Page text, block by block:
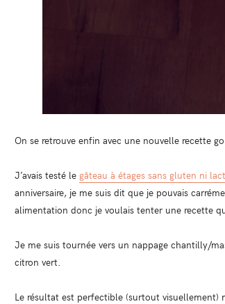
On se retrouve enfin avec une nouvelle recette
J’avais testé le gâteau à étages sans gluten ni
anniversaire, je me suis dit que je pouvais
alimentation donc je voulais tenter une recette
Je me suis tournée vers un nappage chantilly/
citron vert.
Le résultat est perfectible (surtout